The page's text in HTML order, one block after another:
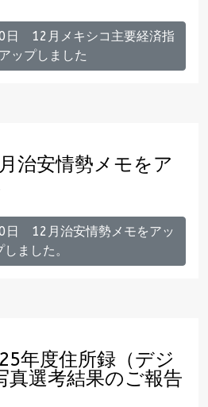
日 12月メキシコ主要経済指
ップしました
治安情勢メモをア
日 12月治安情勢メモをアッ
しました。
年度住所録（デジ
真選考結果のご報告